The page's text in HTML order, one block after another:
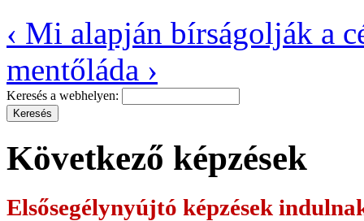
‹ Mi alapján bírságolják a
mentőláda ›
Keresés a webhelyen:
Következő képzések
Elsősegélynyújtó képzések